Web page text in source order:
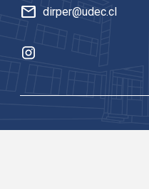
mail dirper@udec.cl